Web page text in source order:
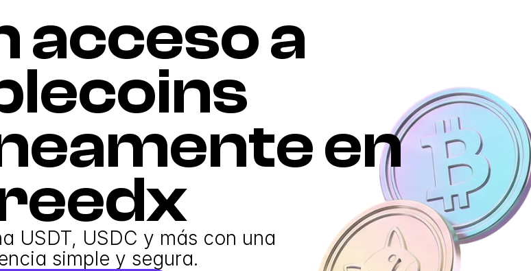
acceso a
en
USDT, USDC y más con una
simple y segura.